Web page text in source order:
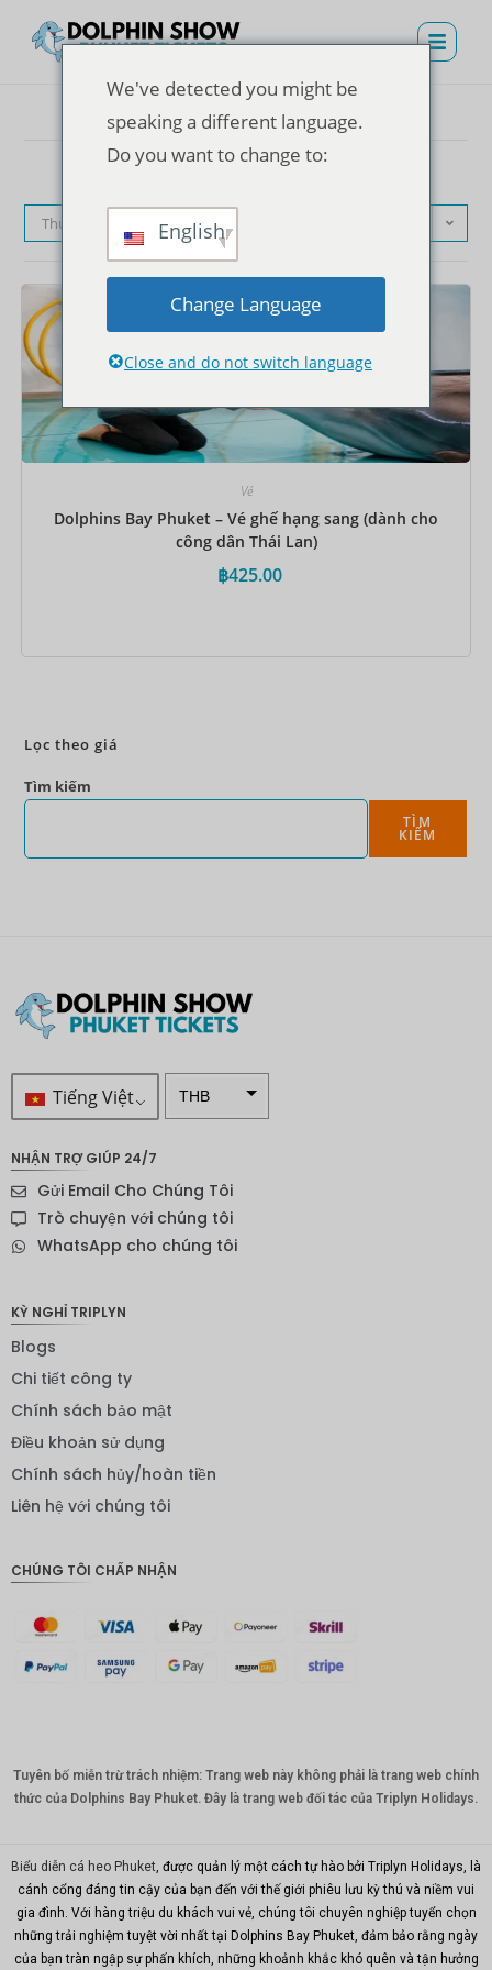
Thứ tự mặc định
Vé
Dolphins Bay Phuket – Vé ghế hạng sang (dành cho
công dân Thái Lan)
฿425.00
Lọc theo giá
Tìm kiếm
TÌM
KIẾM
Tiếng Việt THB
Đô la
New
Zealand
IDR
CHF
CAD
Nhân
dân tệ
MYR
PHP
Hồng
NHẬN TRỢ GIÚP 24/7
Gửi Email Cho Chúng Tôi
Trò chuyện với chúng tôi
WhatsApp cho chúng tôi
KỲ NGHỈ TRIPLYN
Blogs
Chi tiết công ty
Chính sách bảo mật
Điều khoản sử dụng
Chính sách hủy/hoàn tiền
Liên hệ với chúng tôi
CHÚNG TÔI CHẤP NHẬN
Tuyên bố miễn trừ trách nhiệm: Trang web này không phải là trang web chính
thức của Dolphins Bay Phuket. Đây là trang web đối tác của Triplyn Holidays.
Biểu diễn cá heo Phuket , được quản lý một cách tự hào bởi Triplyn Holidays, là
cánh cổng đáng tin cậy của bạn đến với thế giới phiêu lưu kỳ thú và niềm vui
gia đình. Với hàng triệu du khách vui vẻ, chúng tôi chuyên nghiệp tuyển chọn
những trải nghiệm tuyệt vời nhất tại Dolphins Bay Phuket, đảm bảo rằng ngày
của bạn tràn ngập sự phấn khích, những khoảnh khắc khó quên và tận hưởng
We've detected you might be
speaking a different language.
Do you want to change to:
English
Change Language
Close and do not switch language